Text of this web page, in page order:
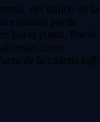
del tráfico de la
estándar puede
horas punta. Por el
como
de la cadena (off-